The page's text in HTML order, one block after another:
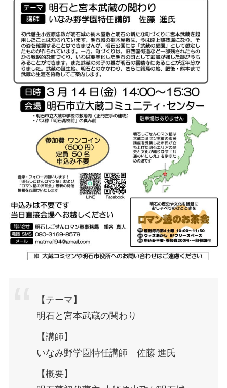
【テーマ】
明石と宮本武蔵の関わり
【講師】
いなみ野学園特任講師 佐藤 進氏
【概要】